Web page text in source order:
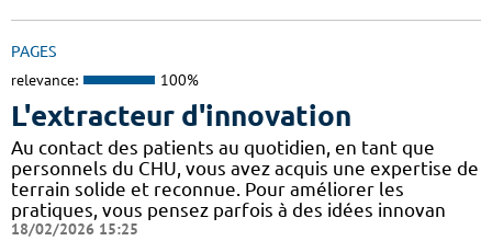
PAGES
relevance: 100%
L'extracteur d'innovation
Au contact des patients au quotidien, en tant que
personnels du CHU, vous avez acquis une expertise de
terrain solide et reconnue. Pour améliorer les
pratiques, vous pensez parfois à des idées innovan
18/02/2026 15:25